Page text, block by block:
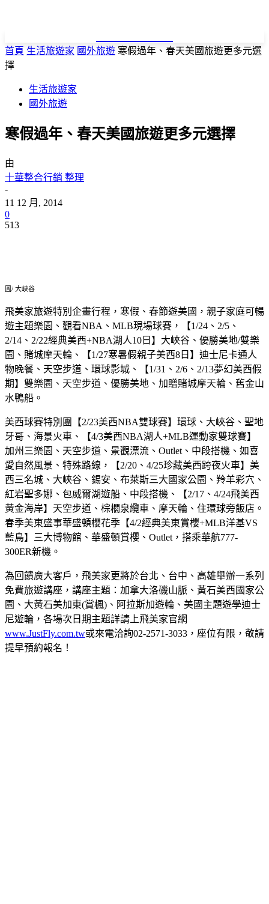
首頁 生活旅遊家 國外旅遊 寒假過年、春天美國旅遊更多元選
擇
生活旅遊家
國外旅遊
寒假過年、春天美國旅遊更多元選擇
由
十華整合行銷 整理
-
11 12 月, 2014
0
513
圖/ 大峽谷
飛美家旅遊特別企畫行程，寒假、春節遊美國，親子家庭可暢
遊主題樂園、觀看NBA、MLB現場球賽，【1/24、2/5、
2/14、2/22經典美西+NBA湖人10日】大峽谷、優勝美地/雙樂
園、賭城摩天輪、【1/27寒暑假親子美西8日】迪士尼卡通人
物晚餐、天空步道、環球影城、【1/31、2/6、2/13夢幻美西假
期】雙樂園、天空步道、優勝美地、加贈賭城摩天輪、舊金山
水鴨船。
美西球賽特別團【2/23美西NBA雙球賽】環球、大峽谷、聖地
牙哥、海景火車、【4/3美西NBA湖人+MLB運動家雙球賽】
加州三樂園、天空步道、景觀漂流、Outlet、中段搭機、如喜
愛自然風景、特殊路線，【2/20、4/25珍藏美西跨夜火車】美
西三名城、大峽谷、錫安、布萊斯三大國家公園、羚羊彩穴、
紅岩聖多娜、包威爾湖遊船、中段搭機、【2/17、4/24飛美西
黃金海岸】天空步道、棕櫚泉纜車、摩天輪、住環球旁飯店。
春季美東盛事華盛頓櫻花季【4/2經典美東賞櫻+MLB洋基VS
藍鳥】三大博物館、華盛頓賞櫻、Outlet，搭乘華航777-
300ER新機。
為回饋廣大客戶，飛美家更將於台北、台中、高雄舉辦一系列
免費旅遊講座，講座主題：加拿大洛磯山脈、黃石美西國家公
園、大黃石美加東(賞楓)、阿拉斯加遊輪、美國主題遊學迪士
尼遊輪，各場次日期主題詳請上飛美家官網
www.JustFly.com.tw或來電洽詢02-2571-3033，座位有限，敬請
提早預約報名！